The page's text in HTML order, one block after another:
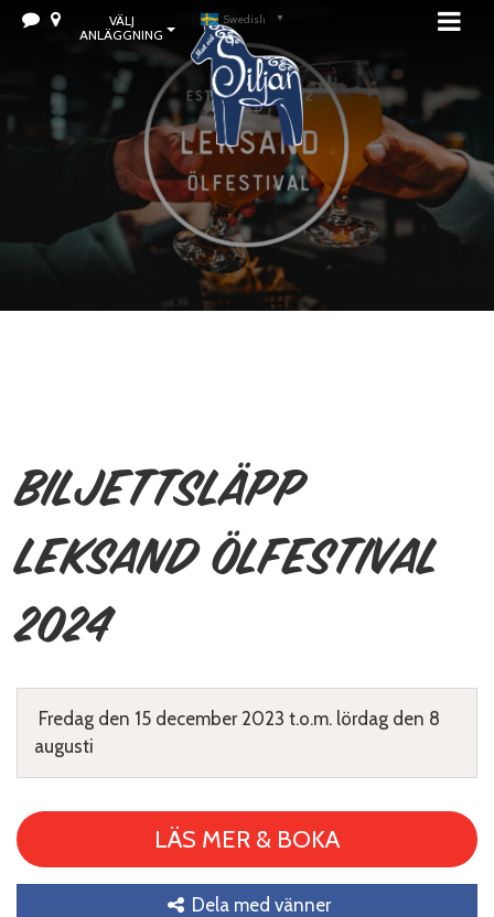
VÄLJ
ANLÄGGNING
Swedish ▼
Biljettsläpp
Leksand ölfestival
2024
Fredag den 15 december 2023 t.o.m. lördag den 8
augusti
LÄS MER & BOKA
Dela med vänner